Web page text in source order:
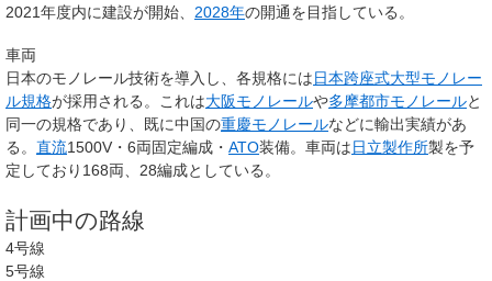
2021年度内に建設が開始、 2028年の開通を目指している。
車両
日本のモノレール技術を導入し、各規格には日本跨座式大型モノレー
ル規格が採用される。これは大阪モノレールや多摩都市モノレールと
同一の規格であり、既に中国の重慶モノレールなどに輸出実績があ
る。 直流1500V・6両固定編成・ ATO装備。車両は日立製作所製を予
定しており168両、28編成としている。
計画中の路線
4号線
5号線